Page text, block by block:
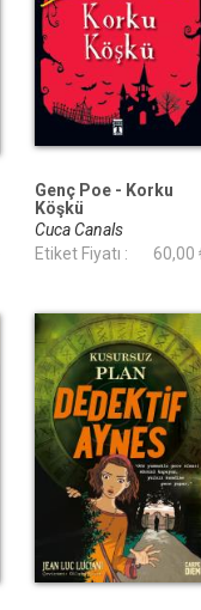
Genç Poe - Korku
Köşkü
Cuca Canals
Etiket Fiyatı :
60,00